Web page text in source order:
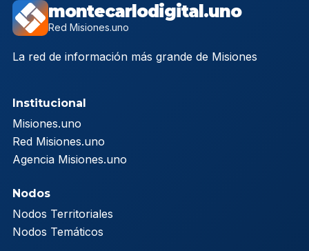
montecarlodigital.uno
Red Misiones.uno
La red de información más grande de Misiones
Institucional
Misiones.uno
Red Misiones.uno
Agencia Misiones.uno
Nodos
Nodos Territoriales
Nodos Temáticos